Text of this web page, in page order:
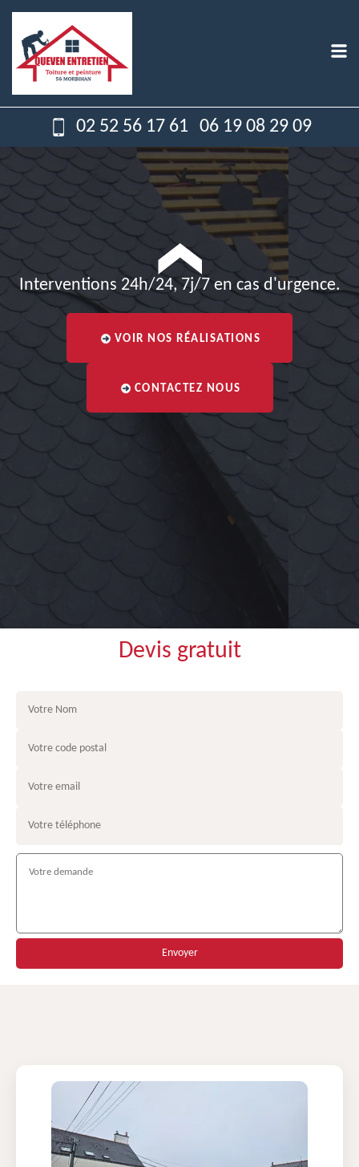
02 52 56 17 61 06 19 08 29 09
Interventions 24h/24, 7j/7 en cas d'urgence.
VOIR NOS RÉALISATIONS
CONTACTEZ NOUS
Devis gratuit